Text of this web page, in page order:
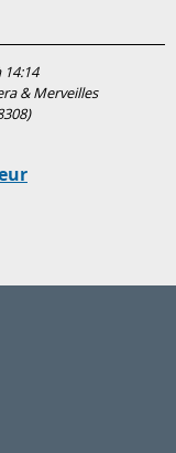
& Merveilles
)